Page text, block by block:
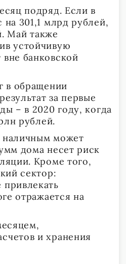
подряд. Если в
301,1 млрд рублей,
Май также
устойчивую
банковской
в обращении
за первые
– в 2020 году, когда
рублей.
наличным может
дома несет риск
Кроме того,
сектор:
отражается на
и хранения